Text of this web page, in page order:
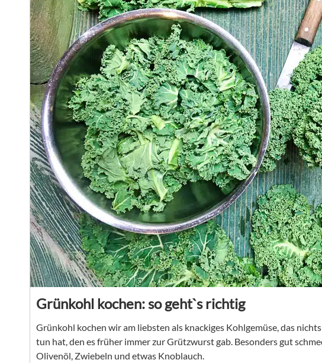
Grünkohl kochen: so geht`s richtig
Grünkohl kochen wir am liebsten als knackiges Kohlgemüse, das
tun hat, den es früher immer zur Grützwurst gab. Besonders gut
Olivenöl, Zwiebeln und etwas Knoblauch.